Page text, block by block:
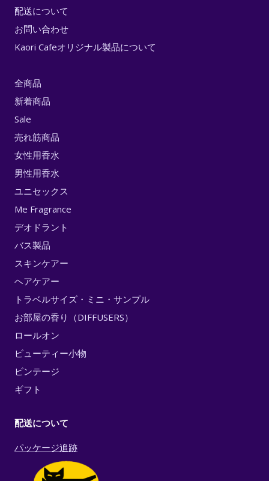
配送について
お問い合わせ
Kaori Cafeオリジナル製品について
全商品
新着商品
Sale
売れ筋商品
女性用香水
男性用香水
ユニセックス
Me Fragrance
デオドラント
バス製品
スキンケアー
ヘアケアー
トラベルサイズ・ミニ・サンプル
お部屋の香り（DIFFUSERS）
ロールオン
ビューティー小物
ビンテージ
ギフト
配送について
パッケージ追跡